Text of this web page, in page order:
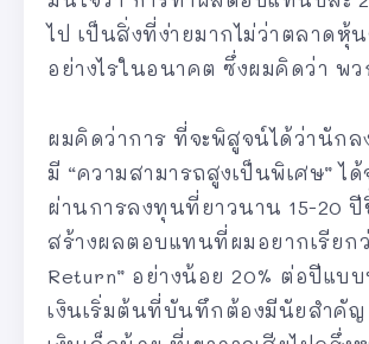
ไป เป็นสิ่งที่ง่ายมากไม่ว่าตลาดหุ้น
อย่างไรในอนาคต ซึ่งผมคิดว่า พว
ผมคิดว่าการ ที่จะพิสูจน์ได้ว่านัก
มี “ความสามารถสูงเป็นพิเศษ” ได้
ผ่านการลงทุนที่ยาวนาน 15-20 ปี
สร้างผลตอบแทนที่ผมอยากเรียกว่
Return” อย่างน้อย 20% ต่อปีแบ
เงินเริ่มต้นที่บันทึกต้องมีนัยสำคัญ